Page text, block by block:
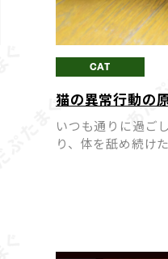
CAT
猫の異常行動の
いつも通りに過ご
り、体を舐め続け